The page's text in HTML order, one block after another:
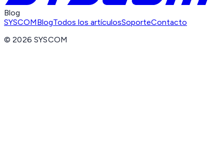
Blog
SYSCOMBlogTodos los artículosSoporteContacto
©2026 SYSCOM